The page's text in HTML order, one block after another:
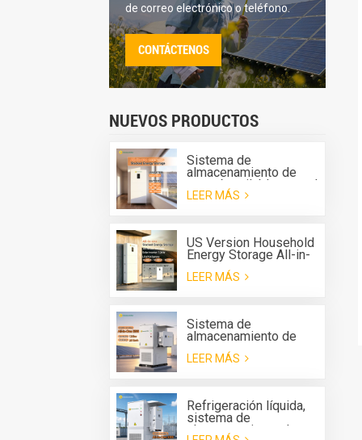
de correo electrónico o teléfono.
CONTÁCTENOS
NUEVOS PRODUCTOS
Sistema de
almacenamiento de
energía apilable para el
hogar Greensun, todo
LEER MÁS
US Version Household
Energy Storage All-in-
one Machine G-AIO-
200-U7.2K
LEER MÁS
Sistema de
almacenamiento de
energía de batería
(BESS) todo en uno
con refrigeración
líquida.
LEER MÁS
Refrigeración líquida,
sistema de
almacenamiento de